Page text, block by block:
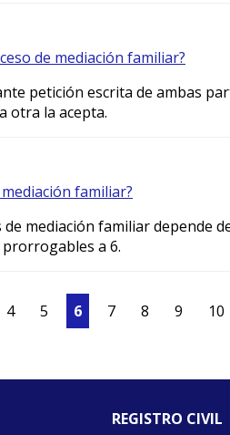
de mediación familiar?
petición escrita de ambas
otra la acepta.
familiar?
mediación familiar depende
a 6.
4 5 6 7 8 9 10
REGISTRO CIVIL